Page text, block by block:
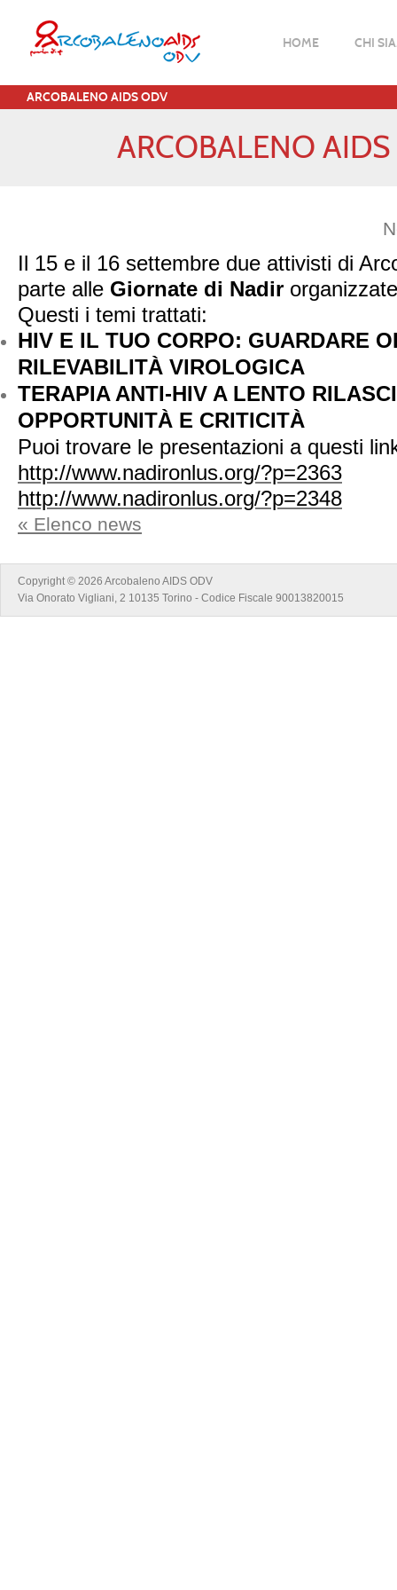
HOME CHI
ARCOBALENO AIDS ODV
ARCOBALENO
Il 15 e il 16 settembre due attivisti di
parte alle Giornate di Nadir
Questi i temi trattati:
HIV E IL TUO CORPO: GUARDARE
RILEVABILITÀ VIROLOGICA
TERAPIA ANTI-HIV A LENTO
OPPORTUNITÀ E CRITICITÀ
Puoi trovare le presentazioni a questi
http://www.nadironlus.org/?p=2363
http://www.nadironlus.org/?p=2348
« Elenco news
Copyright © 2026 Arcobaleno AIDS ODV
Via Onorato Vigliani, 2 10135 Torino - Codice Fiscale 90013820015